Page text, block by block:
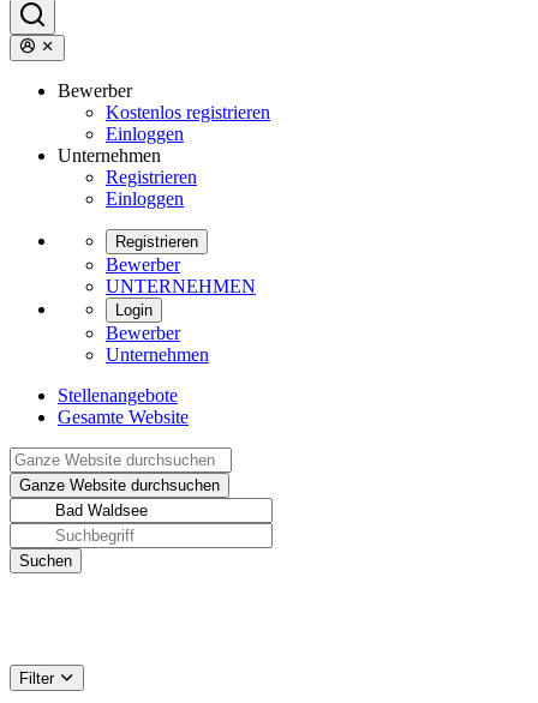
Bewerber
Kostenlos registrieren
Einloggen
Unternehmen
Registrieren
Einloggen
Registrieren
Bewerber
UNTERNEHMEN
Login
Bewerber
Unternehmen
Stellenangebote
Gesamte Website
Filter